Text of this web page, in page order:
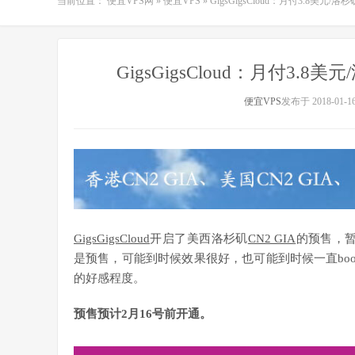
GigsGigsCloud：月付3.8美
便宜VPS发布于 2018-01-
GigsGigsCloud开启了美西洛杉矶CN2 GIA的预售，
是预售，可能到时候效果很好，也可能到时候一直
的好感程度。
预售预计2月16号前开通。